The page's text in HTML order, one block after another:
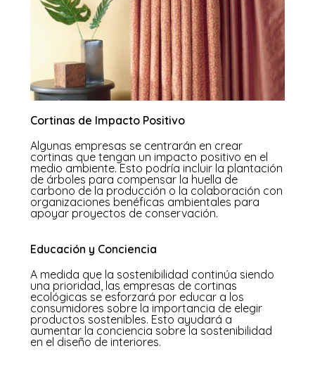
Cortinas de Impacto Positivo
Algunas empresas se centrarán en crear
cortinas que tengan un impacto positivo en el
medio ambiente. Esto podría incluir la plantación
de árboles para compensar la huella de
carbono de la producción o la colaboración con
organizaciones benéficas ambientales para
apoyar proyectos de conservación.
Educación y Conciencia
A medida que la sostenibilidad continúa siendo
una prioridad, las empresas de cortinas
ecológicas se esforzará por educar a los
consumidores sobre la importancia de elegir
productos sostenibles. Esto ayudará a
aumentar la conciencia sobre la sostenibilidad
en el diseño de interiores.